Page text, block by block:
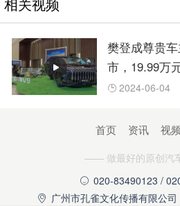
樊登成尊贵
市，19.99万
 2024-06-04
首页 资讯 视频
—— 做最好的原创
 020-83490123 /
 广州市孔雀文化传播有限公司